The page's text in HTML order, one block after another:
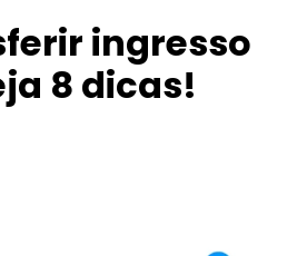
ingresso
8 dicas!